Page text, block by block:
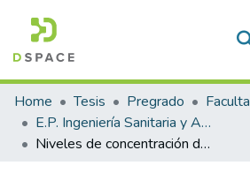
Communities & Collections
All of DSpace
Statistics
Home Tesis Pregrado
E.P. Ingeniería Sanitaria y Ambiental
Niveles de concentración de hierro producto del drenaje acido de roca en aguas superficiales de la Microcuenca Aricoma Limbani 2024